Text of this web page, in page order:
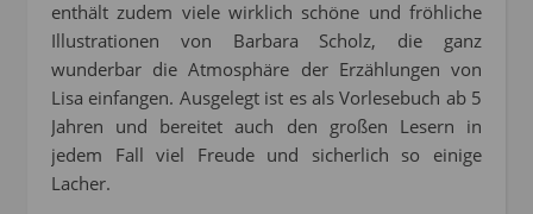
enthält zudem viele wirklich schöne und fröhliche
Illustrationen von Barbara Scholz, die ganz
wunderbar die Atmosphäre der Erzählungen von
Lisa einfangen. Ausgelegt ist es als Vorlesebuch ab 5
Jahren und bereitet auch den großen Lesern in
jedem Fall viel Freude und sicherlich so einige
Lacher.